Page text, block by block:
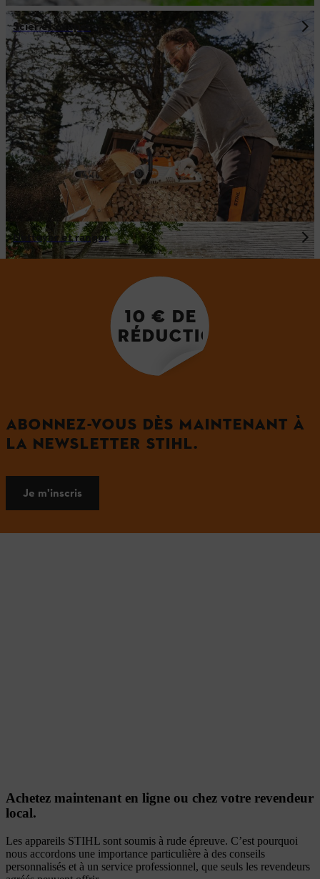
Scier et couper
Nettoyer et ranger
10 € DE
RÉDUCTION
ABONNEZ-VOUS DÈS MAINTENANT À
LA NEWSLETTER STIHL.
Je m'inscris
Achetez maintenant en ligne ou chez votre revendeur
local.
Les appareils STIHL sont soumis à rude épreuve. C’est pourquoi
nous accordons une importance particulière à des conseils
personnalisés et à un service professionnel, que seuls les revendeurs